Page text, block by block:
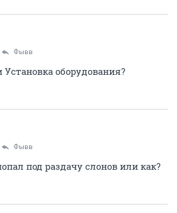
Фывв
Установка оборудования?
Фывв
под раздачу слонов или как?